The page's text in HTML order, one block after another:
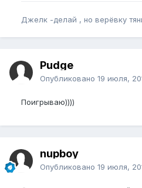
Джелк -делай , но верёвку
Pudge
Опубликовано 19 июля,
Поигрываю))))
nupboy
Опубликовано 19 июля,